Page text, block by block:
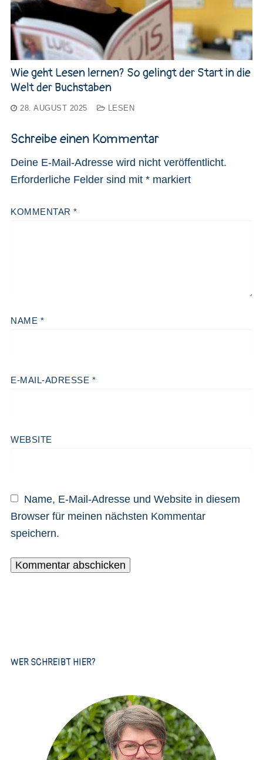
Wie geht Lesen lernen? So gelingt der Start in die
Welt der Buchstaben
28. AUGUST 2025 LESEN
Schreibe einen Kommentar
Deine E-Mail-Adresse wird nicht veröffentlicht.
Erforderliche Felder sind mit * markiert
KOMMENTAR *
NAME *
E-MAIL-ADRESSE *
WEBSITE
Name, E-Mail-Adresse und Website in diesem
Browser für meinen nächsten Kommentar
speichern.
WER SCHREIBT HIER?